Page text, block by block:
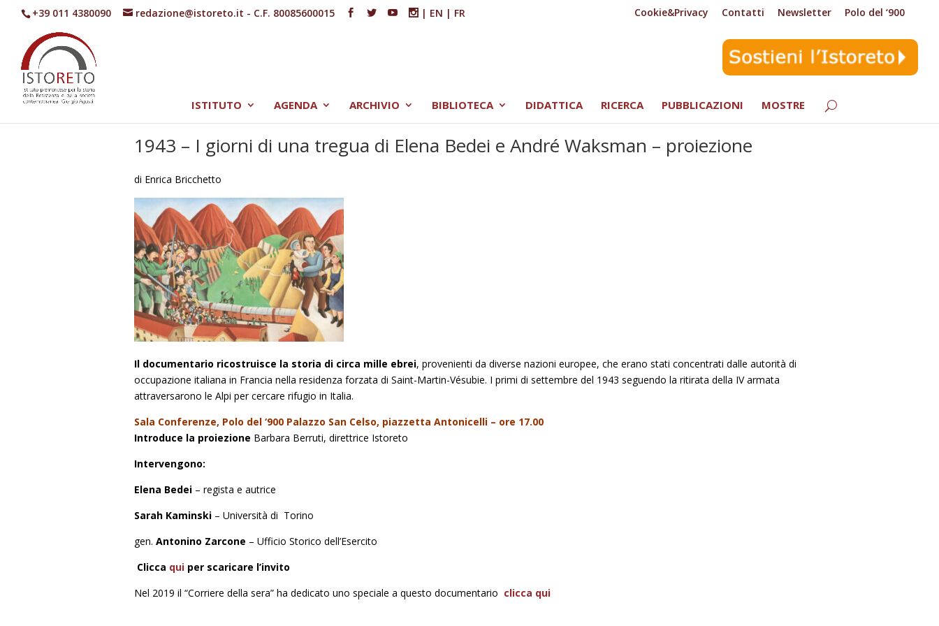
+39 011 4380090 redazione@istoreto.it - C.F. 80085600015 | EN | FR Cookie&Privacy Contatti Newsletter Polo del ‘900
ISTITUTO AGENDA ARCHIVIO BIBLIOTECA DIDATTICA RICERCA PUBBLICAZIONI MOSTRE
1943 – I giorni di una tregua di Elena Bedei e André Waksman – proiezione
di Enrica Bricchetto
Il documentario ricostruisce la storia di circa mille ebrei, provenienti da diverse nazioni europee, che erano stati concentrati dalle autorità di
occupazione italiana in Francia nella residenza forzata di Saint-Martin-Vésubie. I primi di settembre del 1943 seguendo la ritirata della IV armata
attraversarono le Alpi per cercare rifugio in Italia.
Sala Conferenze, Polo del ‘900 Palazzo San Celso, piazzetta Antonicelli – ore 17.00
Introduce la proiezione Barbara Berruti, direttrice Istoreto
Intervengono:
Elena Bedei – regista e autrice
Sarah Kaminski – Università di Torino
gen. Antonino Zarcone – Ufficio Storico dell’Esercito
Clicca qui per scaricare l’invito
Nel 2019 il “Corriere della sera” ha dedicato uno speciale a questo documentario clicca qui